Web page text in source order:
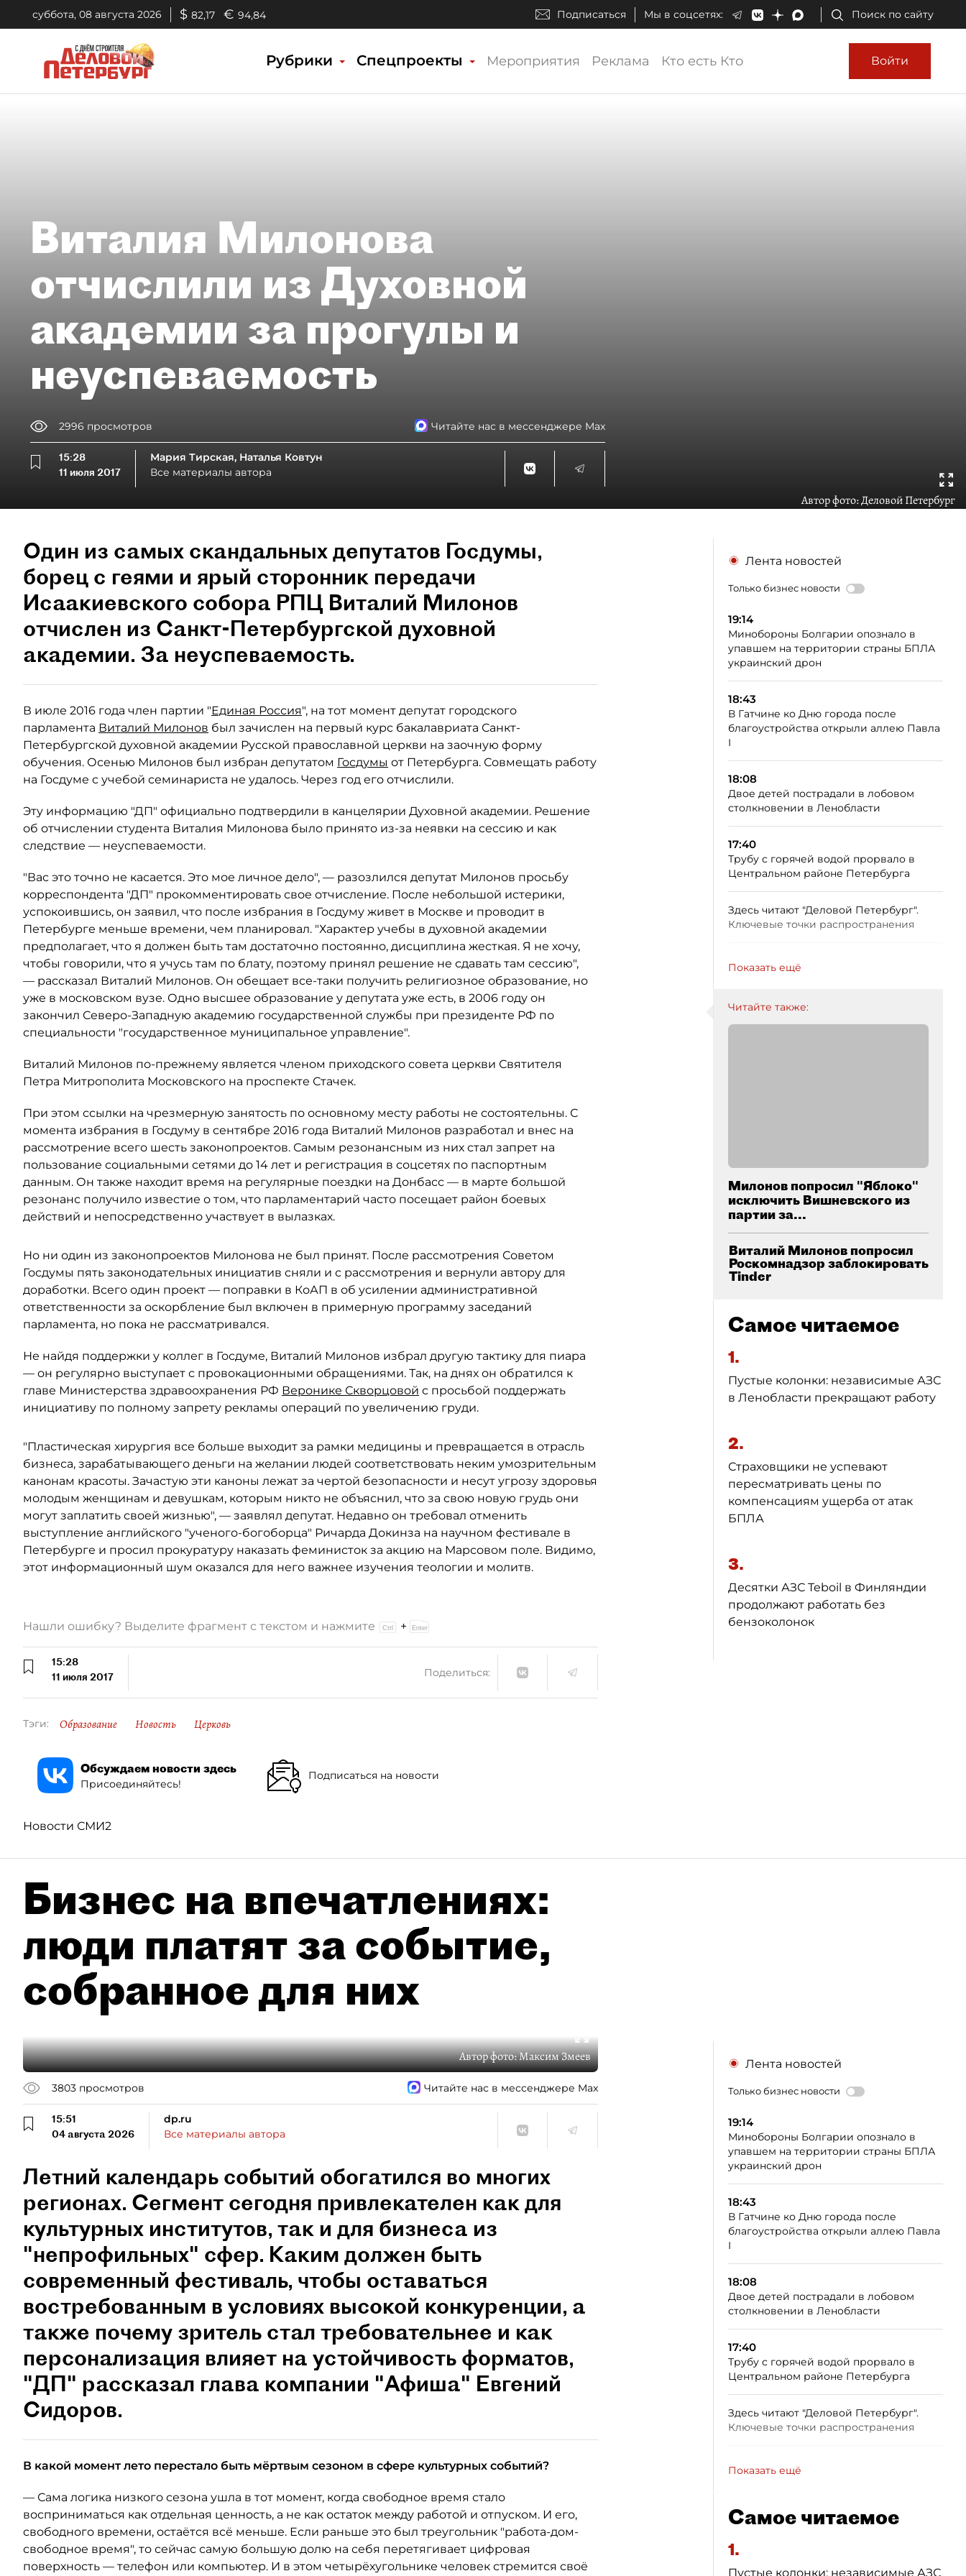
суббота, 08 августа 2026 $ 82,17 € 94,84 Подписаться Мы в соцсетях: Поиск по сайту
Рубрики Спецпроекты Мероприятия Реклама Кто есть Кто Войти
Виталия Милонова
отчислили из Духовной
академии за прогулы и
неуспеваемость
2996 просмотров Читайте нас в мессенджере Max
15:28
11 июля 2017
Мария Тирская, Наталья Ковтун
Все материалы автора
Автор фото:Деловой Петербург
Один из самых скандальных депутатов Госдумы,
борец с геями и ярый сторонник передачи
Исаакиевского собора РПЦ Виталий Милонов
отчислен из Санкт-Петербургской духовной
академии. За неуспеваемость.
В июле 2016 года член партии "Единая Россия", на тот момент депутат городского
парламента Виталий Милонов был зачислен на первый курс бакалавриата Санкт-
Петербургской духовной академии Русской православной церкви на заочную форму
обучения. Осенью Милонов был избран депутатом Госдумы от Петербурга. Совмещать работу
на Госдуме с учебой семинариста не удалось. Через год его отчислили.
Эту информацию "ДП" официально подтвердили в канцелярии Духовной академии. Решение
об отчислении студента Виталия Милонова было принято из-за неявки на сессию и как
следствие — неуспеваемости.
"Вас это точно не касается. Это мое личное дело", — разозлился депутат Милонов просьбу
корреспондента "ДП" прокомментировать свое отчисление. После небольшой истерики,
успокоившись, он заявил, что после избрания в Госдуму живет в Москве и проводит в
Петербурге меньше времени, чем планировал. "Характер учебы в духовной академии
предполагает, что я должен быть там достаточно постоянно, дисциплина жесткая. Я не хочу,
чтобы говорили, что я учусь там по блату, поэтому принял решение не сдавать там сессию",
— рассказал Виталий Милонов. Он обещает все-таки получить религиозное образование, но
уже в московском вузе. Одно высшее образование у депутата уже есть, в 2006 году он
закончил Северо-Западную академию государственной службы при президенте РФ по
специальности "государственное муниципальное управление".
Виталий Милонов по-прежнему является членом приходского совета церкви Святителя
Петра Митрополита Московского на проспекте Стачек.
При этом ссылки на чрезмерную занятость по основному месту работы не состоятельны. С
момента избрания в Госдуму в сентябре 2016 года Виталий Милонов разработал и внес на
рассмотрение всего шесть законопроектов. Самым резонансным из них стал запрет на
пользование социальными сетями до 14 лет и регистрация в соцсетях по паспортным
данным. Он также находит время на регулярные поездки на Донбасс — в марте большой
резонанс получило известие о том, что парламентарий часто посещает район боевых
действий и непосредственно участвует в вылазках.
Но ни один из законопроектов Милонова не был принят. После рассмотрения Советом
Госдумы пять законодательных инициатив сняли и с рассмотрения и вернули автору для
доработки. Всего один проект — поправки в КоАП в об усилении административной
ответственности за оскорбление был включен в примерную программу заседаний
парламента, но пока не рассматривался.
Не найдя поддержки у коллег в Госдуме, Виталий Милонов избрал другую тактику для пиара
— он регулярно выступает с провокационными обращениями. Так, на днях он обратился к
главе Министерства здравоохранения РФ Веронике Скворцовой с просьбой поддержать
инициативу по полному запрету рекламы операций по увеличению груди.
"Пластическая хирургия все больше выходит за рамки медицины и превращается в отрасль
бизнеса, зарабатывающего деньги на желании людей соответствовать неким умозрительным
канонам красоты. Зачастую эти каноны лежат за чертой безопасности и несут угрозу здоровья
молодым женщинам и девушкам, которым никто не объяснил, что за свою новую грудь они
могут заплатить своей жизнью", — заявлял депутат. Недавно он требовал отменить
выступление английского "ученого-богоборца" Ричарда Докинза на научном фестивале в
Петербурге и просил прокуратуру наказать феминисток за акцию на Марсовом поле. Видимо,
этот информационный шум оказался для него важнее изучения теологии и молитв.
Лента новостей
Только бизнес новости
19:14
Минобороны Болгарии опознало в
упавшем на территории страны БПЛА
украинский дрон
18:43
В Гатчине ко Дню города после
благоустройства открыли аллею Павла
I
18:08
Двое детей пострадали в лобовом
столкновении в Ленобласти
17:40
Трубу с горячей водой прорвало в
Центральном районе Петербурга
Здесь читают "Деловой Петербург".
Ключевые точки распространения
Показать ещё
Читайте также:
Милонов попросил "Яблоко"
исключить Вишневского из
партии за...
Виталий Милонов попросил
Роскомнадзор заблокировать
Tinder
Самое читаемое
1.
Пустые колонки: независимые АЗС
в Ленобласти прекращают работу
2.
Страховщики не успевают
пересматривать цены по
компенсациям ущерба от атак
БПЛА
3.
Десятки АЗС Teboil в Финляндии
продолжают работать без
бензоколонок
Нашли ошибку? Выделите фрагмент с текстом и нажмите +
15:28
11 июля 2017
Поделиться:
Тэги: Образование Новость Церковь
Обсуждаем новости здесь
Присоединяйтесь!
Подписаться на новости
Новости СМИ2
Бизнес на впечатлениях:
люди платят за событие,
собранное для них
Автор фото:Максим Змеев
3803 просмотров Читайте нас в мессенджере Max
15:51
04 августа 2026
dp.ru
Все материалы автора
Летний календарь событий обогатился во многих
регионах. Сегмент сегодня привлекателен как для
культурных институтов, так и для бизнеса из
"непрофильных" сфер. Каким должен быть
современный фестиваль, чтобы оставаться
востребованным в условиях высокой конкуренции, а
также почему зритель стал требовательнее и как
персонализация влияет на устойчивость форматов,
"ДП" рассказал глава компании "Афиша" Евгений
Сидоров.
В какой момент лето перестало быть мёртвым сезоном в сфере культурных событий?
— Сама логика низкого сезона ушла в тот момент, когда свободное время стало
восприниматься как отдельная ценность, а не как остаток между работой и отпуском. И его,
свободного времени, остаётся всё меньше. Если раньше это был треугольник "работа-дом-
свободное время", то сейчас самую большую долю на себя перетягивает цифровая
поверхность — телефон или компьютер. И в этом четырёхугольнике человек стремится своё
Лента новостей
Только бизнес новости
19:14
Минобороны Болгарии опознало в
упавшем на территории страны БПЛА
украинский дрон
18:43
В Гатчине ко Дню города после
благоустройства открыли аллею Павла
I
18:08
Двое детей пострадали в лобовом
столкновении в Ленобласти
17:40
Трубу с горячей водой прорвало в
Центральном районе Петербурга
Здесь читают "Деловой Петербург".
Ключевые точки распространения
Показать ещё
Самое читаемое
1.
Пустые колонки: независимые АЗС